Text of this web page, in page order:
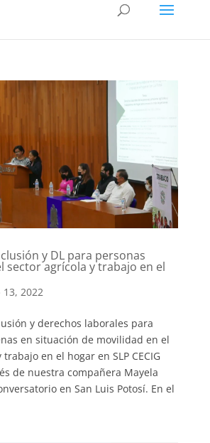
y DL para personas
sector agrícola y trabajo en el
13, 2022
y derechos laborales para
en situación de movilidad en el
en el hogar en SLP CECIG
de nuestra compañera Mayela
en San Luis Potosí. En el